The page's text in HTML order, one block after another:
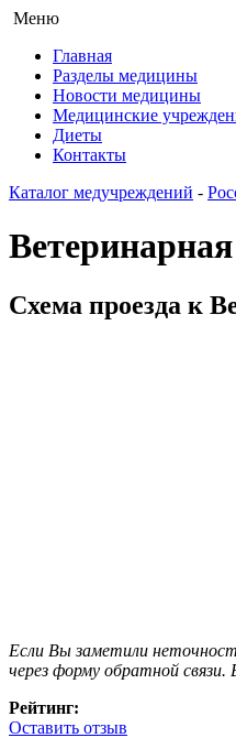
Меню
Главная
Разделы медицины
Новости медицины
Медицинские
Диеты
Контакты
Каталог медучреждений -
Схема проезда к
Если Вы заметили
через форму обратной связи.
Рейтинг:
Оставить отзыв